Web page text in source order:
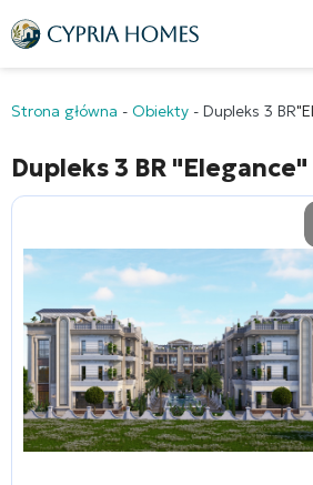
Strona główna - Obiekty - Dupleks 3 BR
Dupleks 3 BR "Elegance"